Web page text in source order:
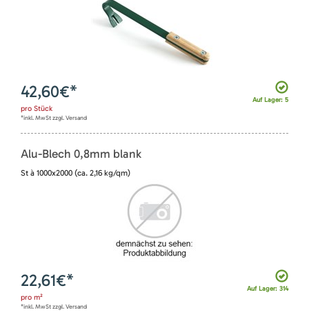
Auf Lager: 5
42,60€*
pro Stück
*inkl. MwSt zzgl. Versand
Alu-Blech 0,8mm blank
St à 1000x2000 (ca. 2,16 kg/qm)
Auf Lager: 314
22,61€*
pro m²
*inkl. MwSt zzgl. Versand